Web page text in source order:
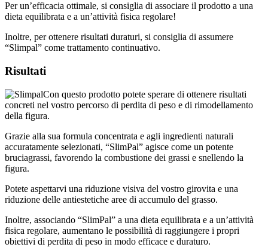
Per un’efficacia ottimale, si consiglia di associare il prodotto a una
dieta equilibrata e a un’attività fisica regolare!
Inoltre, per ottenere risultati duraturi, si consiglia di assumere
“Slimpal” come trattamento continuativo.
Risultati
Con questo prodotto potete sperare di ottenere risultati
concreti nel vostro percorso di perdita di peso e di rimodellamento
della figura.
Grazie alla sua formula concentrata e agli ingredienti naturali
accuratamente selezionati, “SlimPal” agisce come un potente
bruciagrassi, favorendo la combustione dei grassi e snellendo la
figura.
Potete aspettarvi una riduzione visiva del vostro girovita e una
riduzione delle antiestetiche aree di accumulo del grasso.
Inoltre, associando “SlimPal” a una dieta equilibrata e a un’attività
fisica regolare, aumentano le possibilità di raggiungere i propri
obiettivi di perdita di peso in modo efficace e duraturo.